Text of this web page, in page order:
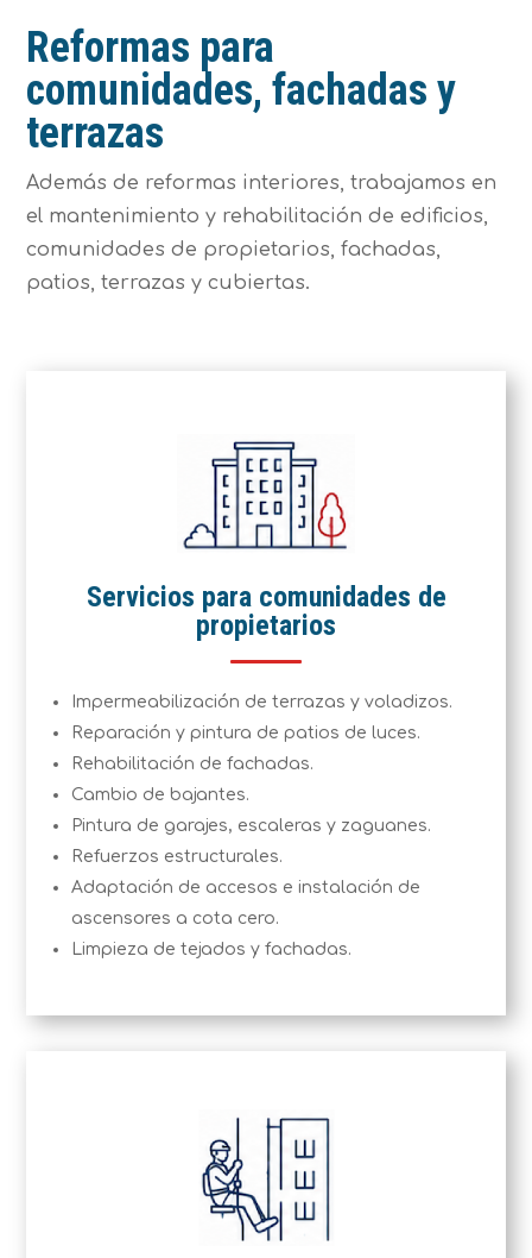
Reformas para
comunidades, fachadas y
terrazas
Además de reformas interiores, trabajamos en
el mantenimiento y rehabilitación de edificios,
comunidades de propietarios, fachadas,
patios, terrazas y cubiertas.
Servicios para comunidades de
propietarios
Impermeabilización de terrazas y voladizos.
Reparación y pintura de patios de luces.
Rehabilitación de fachadas.
Cambio de bajantes.
Pintura de garajes, escaleras y zaguanes.
Refuerzos estructurales.
Adaptación de accesos e instalación de
ascensores a cota cero.
Limpieza de tejados y fachadas.